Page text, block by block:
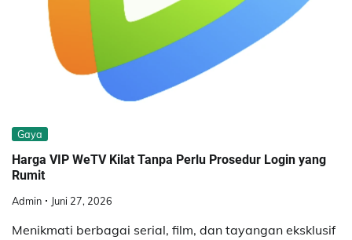
Gaya
Harga VIP WeTV Kilat Tanpa Perlu Prosedur Login yang
Rumit
Admin Juni 27, 2026
Menikmati berbagai serial, film, dan tayangan eksklusif